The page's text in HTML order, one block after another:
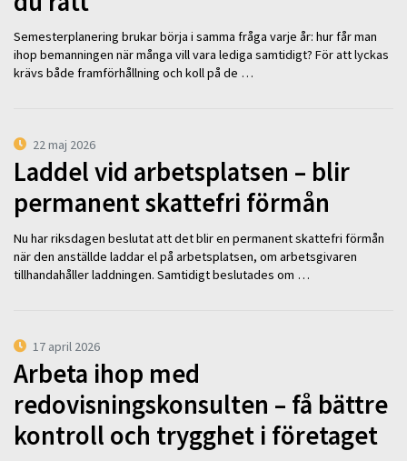
Semesterplanering brukar börja i samma fråga varje år: hur får man
ihop bemanningen när många vill vara lediga samtidigt? För att lyckas
krävs både framförhållning och koll på de …
22 maj 2026
Laddel vid arbetsplatsen – blir
permanent skattefri förmån
Nu har riksdagen beslutat att det blir en permanent skattefri förmån
när den anställde laddar el på arbetsplatsen, om arbetsgivaren
tillhandahåller laddningen. Samtidigt beslutades om …
17 april 2026
Arbeta ihop med
redovisningskonsulten – få bättre
kontroll och trygghet i företaget